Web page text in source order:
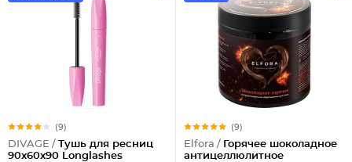
(9)
DIVAGE / Тушь для ресниц
90x60x90 Longlashes
(9)
Elfora / Горячее шоколадное
антицеллюлитное